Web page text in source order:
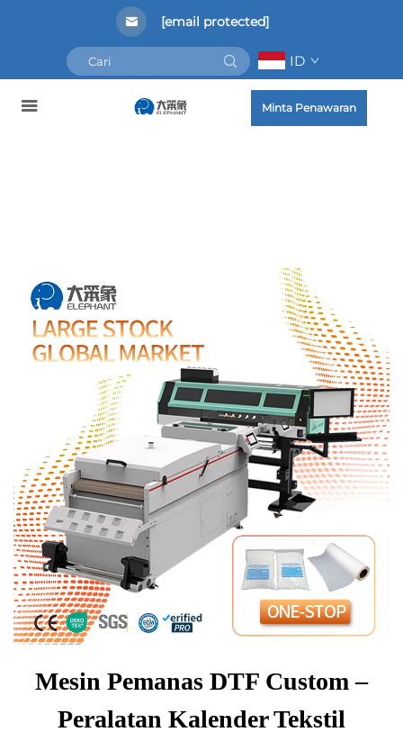
[email protected]
ID
Minta Penawaran
Mesin Pemanas DTF Custom –
Peralatan Kalender Tekstil